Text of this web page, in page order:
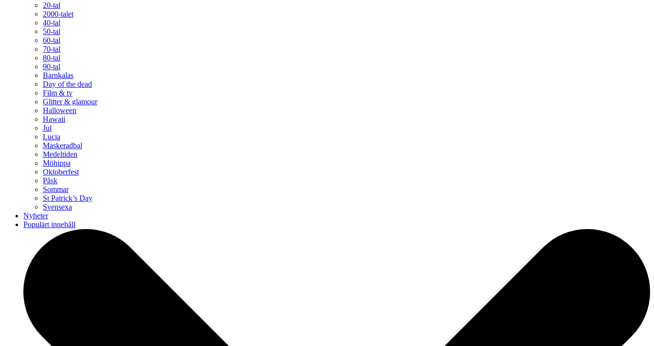
20-tal
2000-talet
40-tal
50-tal
60-tal
70-tal
80-tal
90-tal
Barnkalas
Day of the dead
Film & tv
Glitter & glamour
Halloween
Hawaii
Jul
Lucia
Maskeradbal
Medeltiden
Möhippa
Oktoberfest
Påsk
Sommar
St Patrick’s Day
Svensexa
Nyheter
Populärt innehåll